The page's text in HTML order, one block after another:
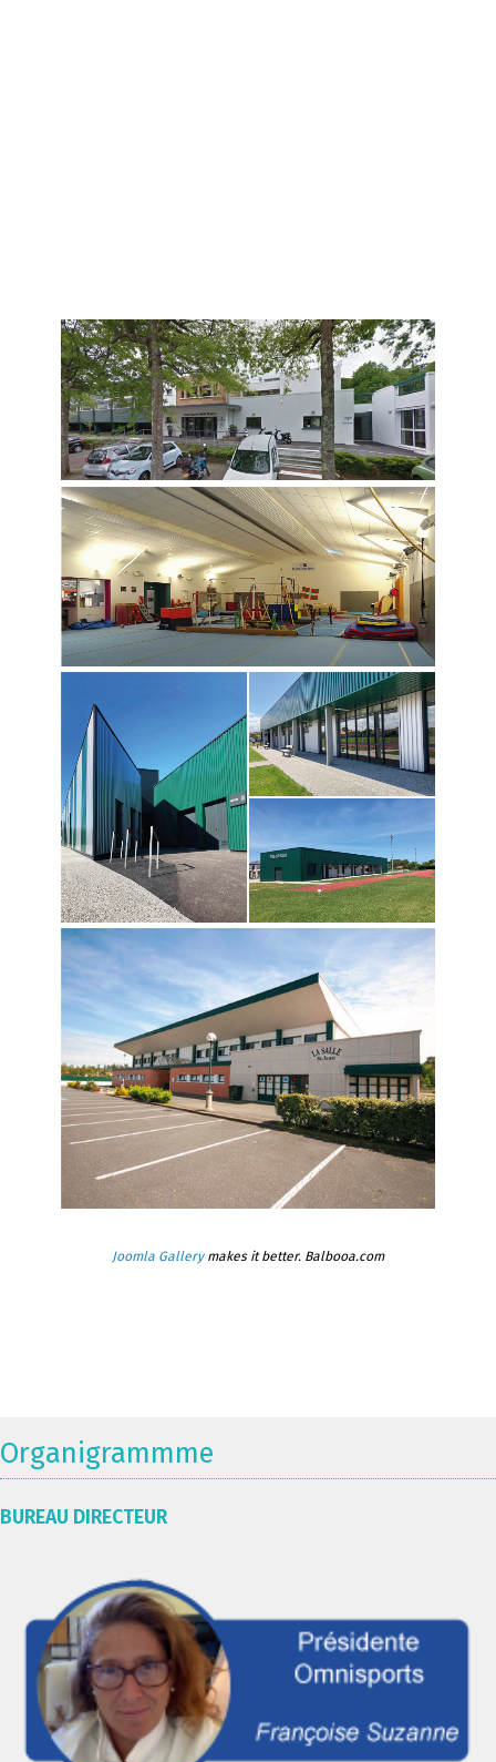
Joomla Gallerymakes it better. Balbooa.com
Organigrammme
BUREAU DIRECTEUR